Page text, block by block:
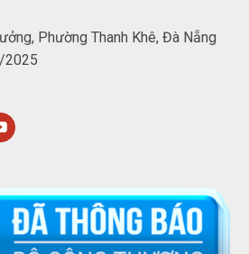
Phường Thanh Khê, Đà Nẵng
2025